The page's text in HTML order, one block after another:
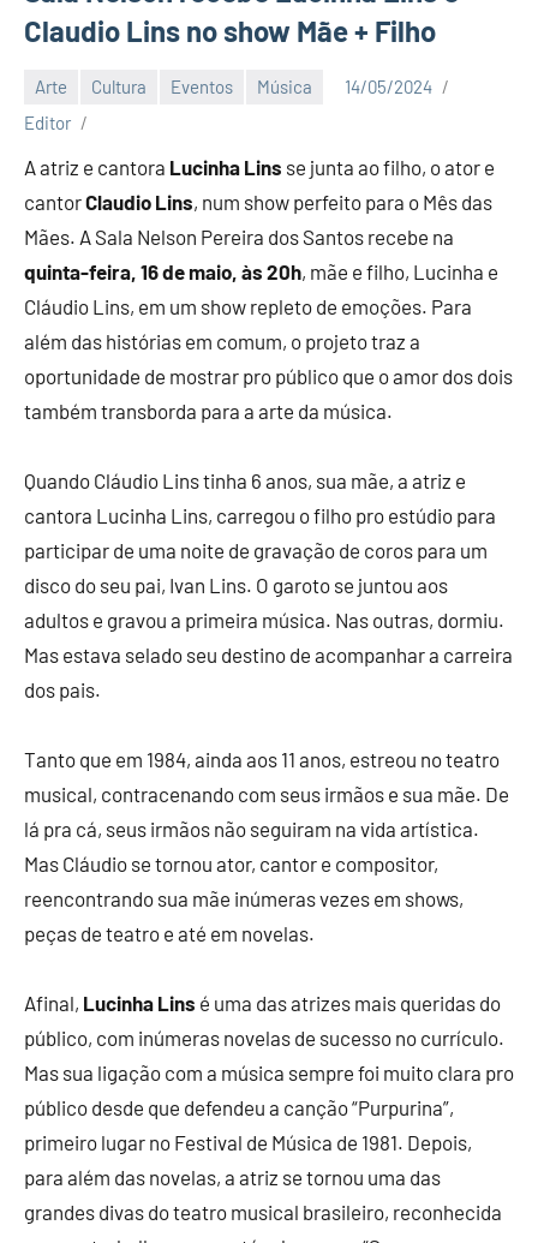
Claudio Lins no show Mãe + Filho
Arte Cultura Eventos Música
14/05/2024
Editor
A atriz e cantora Lucinha Lins se junta ao filho, o ator e
cantorClaudio Lins, num show perfeito para o Mês das
Mães. A Sala Nelson Pereira dos Santos recebe na
quinta-feira, 16 de maio, às 20h, mãe e filho, Lucinha e
Cláudio Lins, em um show repleto de emoções. Para
além das histórias em comum, o projeto traz a
oportunidade de mostrar pro público que o amor dos dois
também transborda para a arte da música.
Quando Cláudio Lins tinha 6 anos, sua mãe, a atriz e
cantora Lucinha Lins, carregou o filho pro estúdio para
participar de uma noite de gravação de coros para um
disco do seu pai, Ivan Lins. O garoto se juntou aos
adultos e gravou a primeira música. Nas outras, dormiu.
Mas estava selado seu destino de acompanhar a carreira
dos pais.
Tanto que em 1984, ainda aos 11 anos, estreou no teatro
musical, contracenando com seus irmãos e sua mãe. De
lá pra cá, seus irmãos não seguiram na vida artística.
Mas Cláudio se tornou ator, cantor e compositor,
reencontrando sua mãe inúmeras vezes em shows,
peças de teatro e até em novelas.
Afinal, Lucinha Lins é uma das atrizes mais queridas do
público, com inúmeras novelas de sucesso no currículo.
Mas sua ligação com a música sempre foi muito clara pro
público desde que defendeu a canção “Purpurina”,
primeiro lugar no Festival de Música de 1981. Depois,
para além das novelas, a atriz se tornou uma das
grandes divas do teatro musical brasileiro, reconhecida